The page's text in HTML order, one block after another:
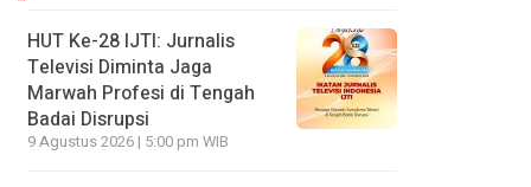
HUT Ke-28 IJTI: Jurnalis
Televisi Diminta Jaga
Marwah Profesi di Tengah
Badai Disrupsi
9 Agustus 2026 | 5:00 pm WIB